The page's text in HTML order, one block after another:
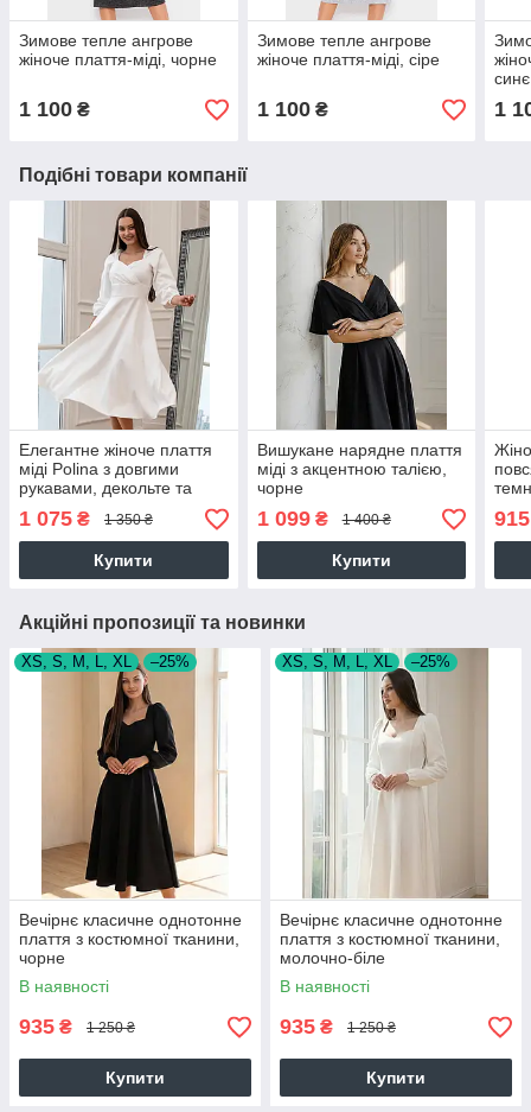
Зимове тепле ангрове
жіноче плаття-міді, чорне
1 100 ₴
Зимове тепле ангрове
жіноче плаття-міді, сіре
1 100₴
синє
1
Подібні товари компанії
Елегантне жіноче плаття
міді Polina з довгими
рукавами, декольте та
розкльошеною спідницею,
айворі
1 075 ₴ 1 350 ₴
Купити
Вишукане нарядне плаття
міді з акцентною талією,
чорне
1 099₴ 1 400 ₴
Купити
915
Акційні пропозиції та новинки
XS, S, M, L, XL –25%
Вечірнє класичне однотонне
плаття з костюмної тканини,
чорне
В наявності
935 ₴ 1 250 ₴
Купити
XS, S, M, L, XL –25%
Вечірнє класичне однотонне
плаття з костюмної тканини,
молочно-біле
В наявності
935 ₴ 1 250 ₴
Купити